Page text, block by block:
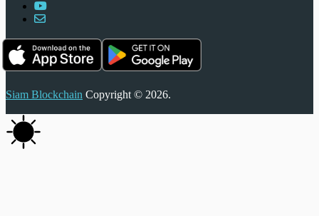
Siam Blockchain Copyright © 2026.